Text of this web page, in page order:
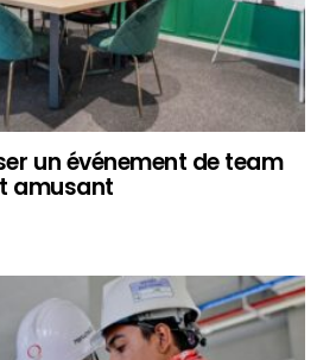
un événement de team
amusant